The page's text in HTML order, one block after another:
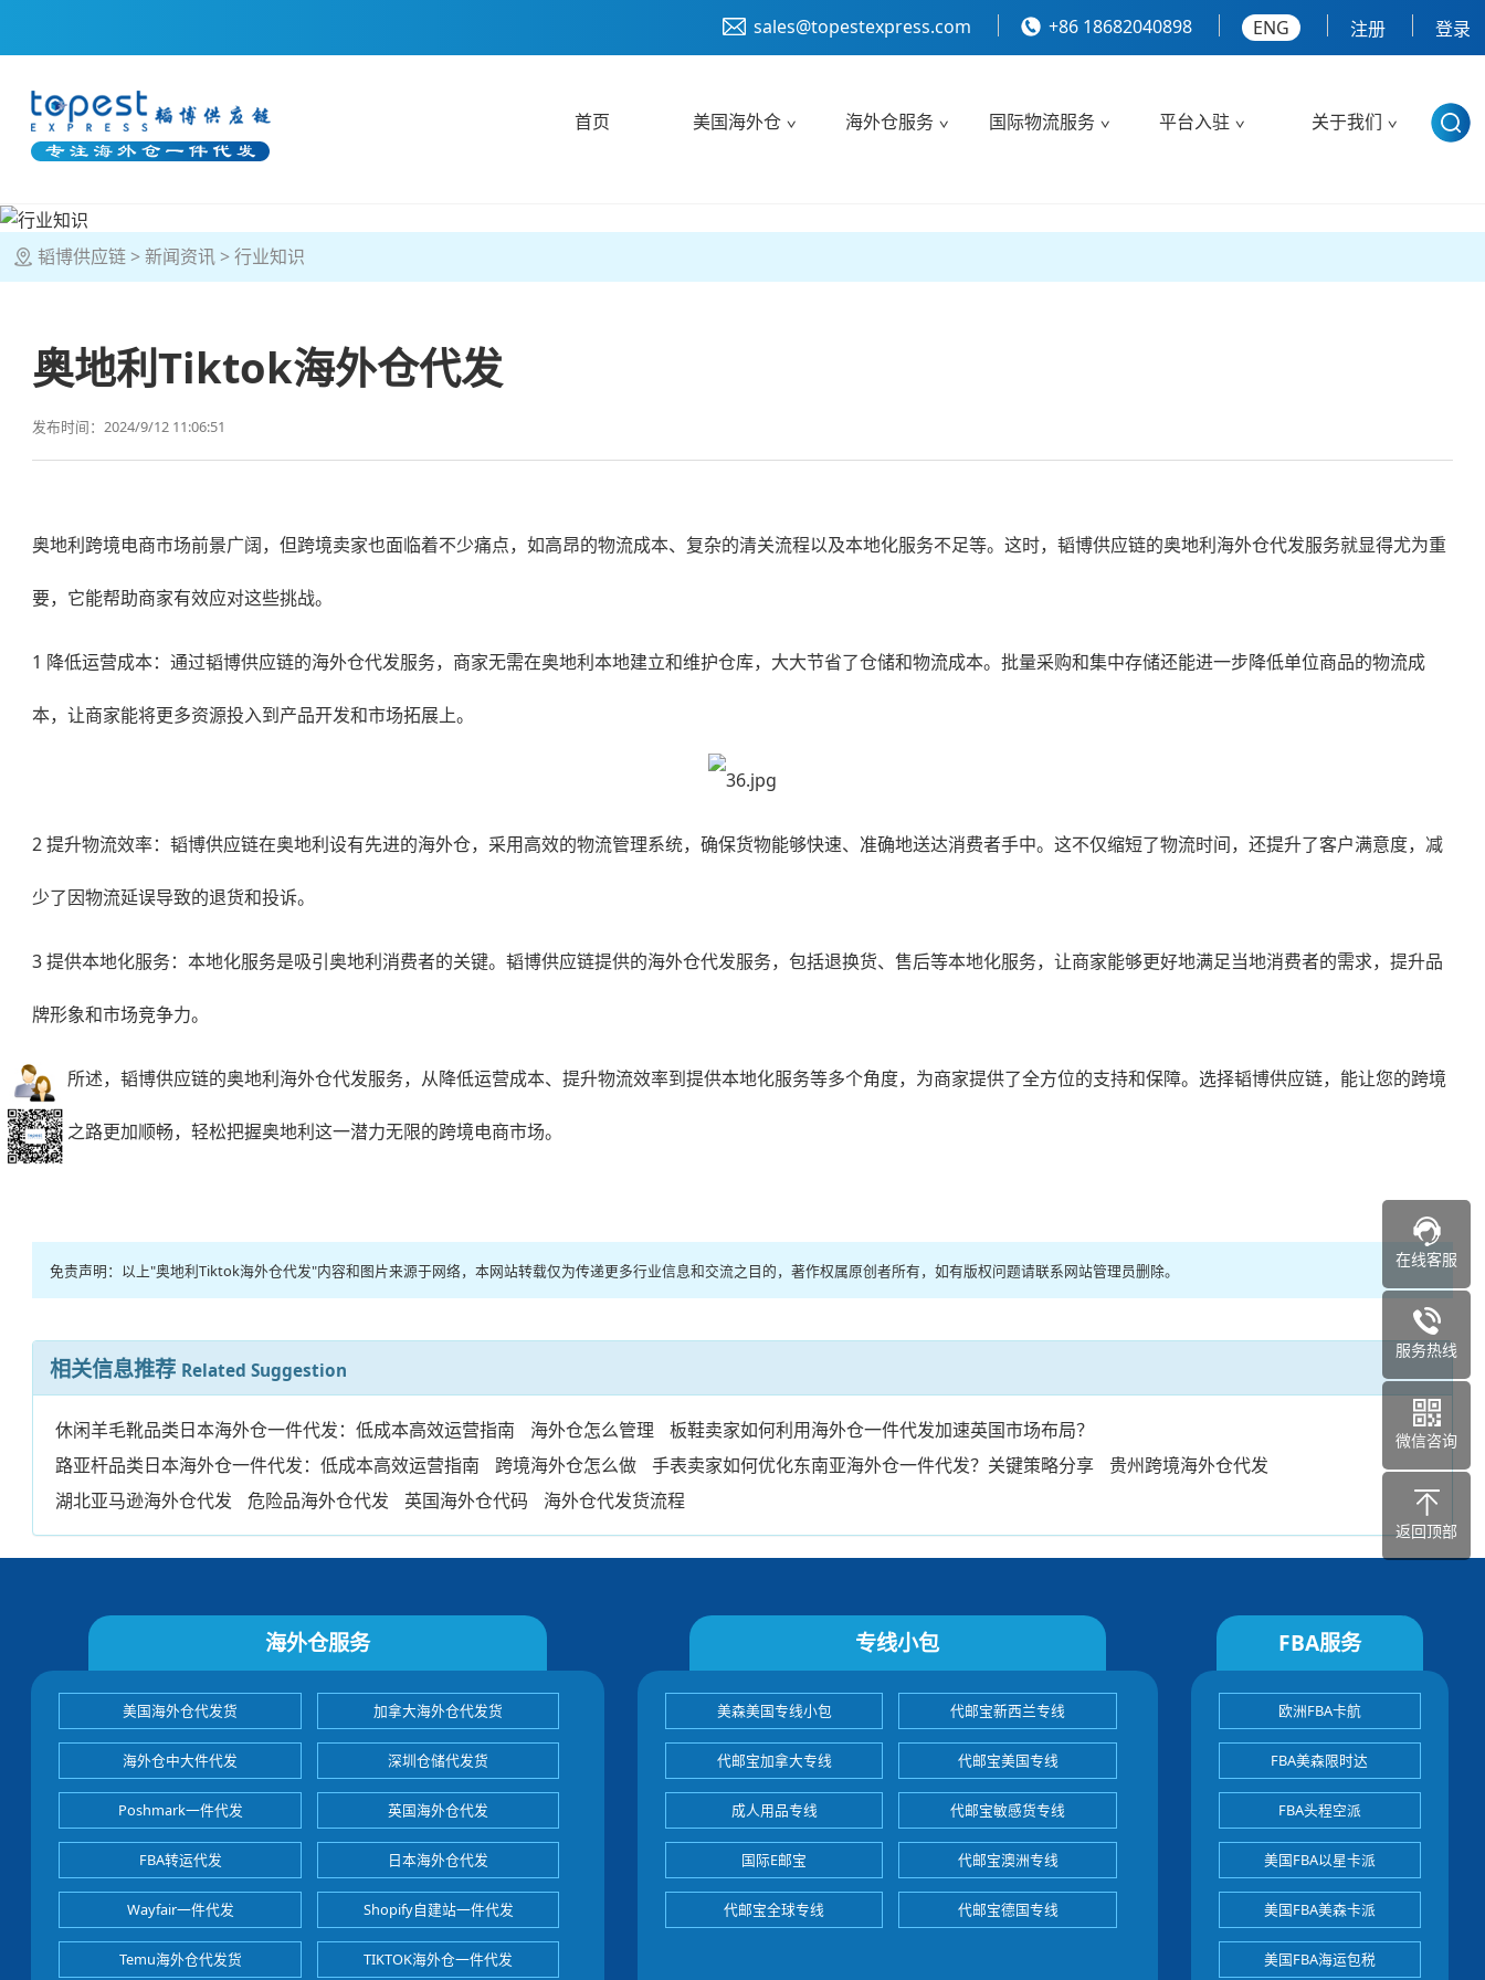
sales@topestexpress.com +86 18682040898 ENG 注册 登录
首页 美国海外仓 海外仓服务 国际物流服务 平台入驻 关于我们
韬博供应链 新闻资讯 行业知识
奥地利Tiktok海外仓代发
发布时间：2024/9/12 11:06:51
奥地利跨境电商市场前景广阔，但跨境卖家也面临着不少痛点，如高昂的物流成本、复杂的清关流程以及本地化服务不足等。这时，韬博供应链的奥地利海外仓代发服务就显得尤为重
要，它能帮助商家有效应对这些挑战。
1 降低运营成本：通过韬博供应链的海外仓代发服务，商家无需在奥地利本地建立和维护仓库，大大节省了仓储和物流成本。批量采购和集中存储还能进一步降低单位商品的物流成
本，让商家能将更多资源投入到产品开发和市场拓展上。
2 提升物流效率：韬博供应链在奥地利设有先进的海外仓，采用高效的物流管理系统，确保货物能够快速、准确地送达消费者手中。这不仅缩短了物流时间，还提升了客户满意度，减
少了因物流延误导致的退货和投诉。
3 提供本地化服务：本地化服务是吸引奥地利消费者的关键。韬博供应链提供的海外仓代发服务，包括退换货、售后等本地化服务，让商家能够更好地满足当地消费者的需求，提升品
牌形象和市场竞争力。
综上所述，韬博供应链的奥地利海外仓代发服务，从降低运营成本、提升物流效率到提供本地化服务等多个角度，为商家提供了全方位的支持和保障。选择韬博供应链，能让您的跨境
电商之路更加顺畅，轻松把握奥地利这一潜力无限的跨境电商市场。
免责声明：以上"奥地利Tiktok海外仓代发"内容和图片来源于网络，本网站转载仅为传递更多行业信息和交流之目的，著作权属原创者所有，如有版权问题请联系网站管理员删除。
相关信息推荐 Related Suggestion
休闲羊毛靴品类日本海外仓一件代发：低成本高效运营指南 海外仓怎么管理
板鞋卖家如何利用海外仓一件代发加速英国市场布局？
路亚杆品类日本海外仓一件代发：低成本高效运营指南
跨境海外仓怎么做 手表卖家如何优化东南亚海外仓一件代发？关键策略分享
贵州跨境海外仓代发
湖北亚马逊海外仓代发
危险品海外仓代发 英国海外仓代码 海外仓代发货流程
海外仓服务
美国海外仓代发货 加拿大海外仓代发货
海外仓中大件代发 深圳仓储代发货
Poshmark一件代发 英国海外仓代发
FBA转运代发 日本海外仓代发
Wayfair一件代发 Shopify自建站一件代发
Temu海外仓代发货 TIKTOK海外仓一件代发
专线小包
美森美国专线小包 代邮宝新西兰专线
代邮宝加拿大专线 代邮宝美国专线
成人用品专线 代邮宝敏感货专线
国际E邮宝 代邮宝澳洲专线
代邮宝全球专线 代邮宝德国专线
FBA服务
欧洲FBA卡航
FBA美森限时达
FBA头程空派
美国FBA以星卡派
美国FBA美森卡派
美国FBA海运包税
在线客服
服务热线
微信咨询
返回顶部